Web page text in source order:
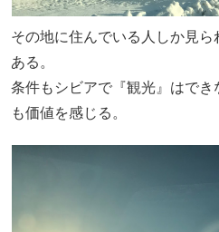
その地に住んでいる人しか見
ある。
条件もシビアで『観光』はで
も価値を感じる。